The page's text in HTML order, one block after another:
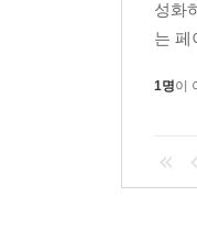
성화
는 페
1명이